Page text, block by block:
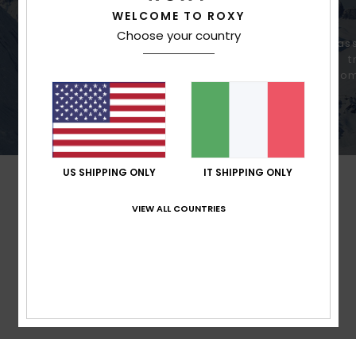
FUTURO
Impermeabilità superiore per
condizioni variabili.
WELCOME TO ROXY
Choose your country
US SHIPPING ONLY IT SHIPPING ONLY
VIEW ALL COUNTRIES